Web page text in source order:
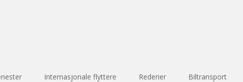
Internasjonale flyttere Rederier Biltransport